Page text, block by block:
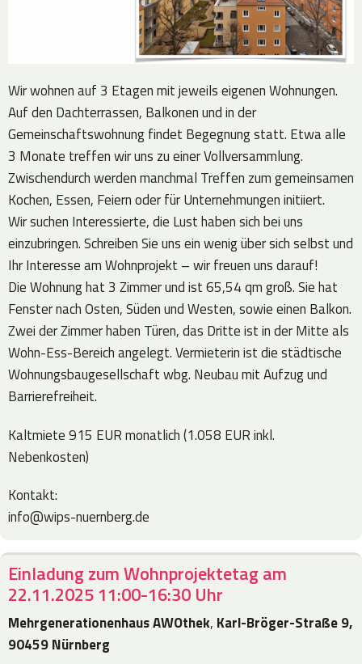
Wir wohnen auf 3 Etagen mit jeweils eigenen Wohnungen.
Auf den Dachterrassen, Balkonen und in der
Gemeinschaftswohnung findet Begegnung statt. Etwa alle
3 Monate treffen wir uns zu einer Vollversammlung.
Zwischendurch werden manchmal Treffen zum gemeinsamen
Kochen, Essen, Feiern oder für Unternehmungen initiiert.
Wir suchen Interessierte, die Lust haben sich bei uns
einzubringen. Schreiben Sie uns ein wenig über sich selbst und
Ihr Interesse am Wohnprojekt – wir freuen uns darauf!
Die Wohnung hat 3 Zimmer und ist 65,54 qm groß. Sie hat
Fenster nach Osten, Süden und Westen, sowie einen Balkon.
Zwei der Zimmer haben Türen, das Dritte ist in der Mitte als
Wohn-Ess-Bereich angelegt. Vermieterin ist die städtische
Wohnungsbaugesellschaft wbg. Neubau mit Aufzug und
Barrierefreiheit.
Kaltmiete 915 EUR monatlich (1.058 EUR inkl.
Nebenkosten)
Kontakt:
info@wips-nuernberg.de
Einladung zum Wohnprojektetag am
22.11.2025 11:00-16:30 Uhr
Mehrgenerationenhaus AWOthek, Karl-Bröger-Straße 9,
90459 Nürnberg